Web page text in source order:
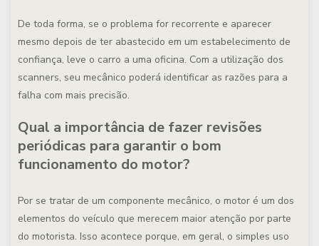
De toda forma, se o problema for recorrente e aparecer
mesmo depois de ter abastecido em um estabelecimento de
confiança, leve o carro a uma oficina. Com a utilização dos
scanners, seu mecânico poderá identificar as razões para a
falha com mais precisão.
Qual a importância de fazer revisões
periódicas para garantir o bom
funcionamento do motor?
Por se tratar de um componente mecânico, o motor é um dos
elementos do veículo que merecem maior atenção por parte
do motorista. Isso acontece porque, em geral, o simples uso